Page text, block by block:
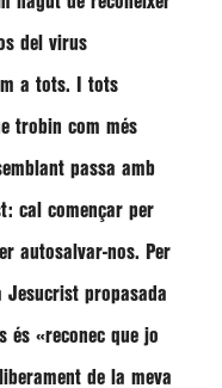
del virus
a tots. I tots
trobin com més
passa amb
cal començar per
autosalvar-nos. Per
propasada
és «reconec que jo
de la meva